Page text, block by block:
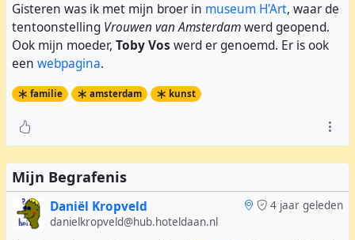
Gisteren was ik met mijn broer in museum H'Art, waar de
tentoonstelling Vrouwen van Amsterdamwerd geopend.
Ook mijn moeder, Toby Vos werd er genoemd. Er is ook
een webpagina.
familie amsterdam kunst
Mijn Begrafenis
4 jaar geleden
Daniël Kropveld
danielkropveld@hub.hoteldaan.nl